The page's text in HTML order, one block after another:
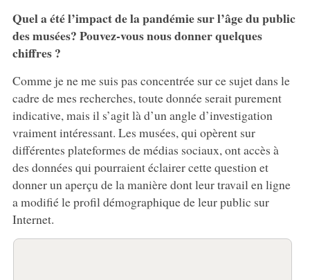
Quel a été l’impact de la pandémie sur l’âge du public
des musées? Pouvez-vous nous donner quelques
chiffres ?
Comme je ne me suis pas concentrée sur ce sujet dans le
cadre de mes recherches, toute donnée serait purement
indicative, mais il s’agit là d’un angle d’investigation
vraiment intéressant. Les musées, qui opèrent sur
différentes plateformes de médias sociaux, ont accès à
des données qui pourraient éclairer cette question et
donner un aperçu de la manière dont leur travail en ligne
a modifié le profil démographique de leur public sur
Internet.